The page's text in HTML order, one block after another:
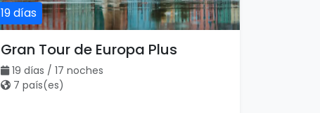
19 días
Gran Tour de Europa Plus
19 días / 17 noches
7 país(es)